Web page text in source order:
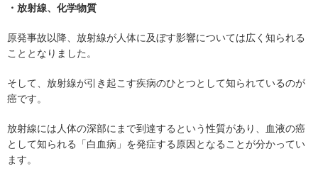
・放射線、化学物質
原発事故以降、放射線が人体に及ぼす影響については広く知られる
こととなりました。
そして、放射線が引き起こす疾病のひとつとして知られているのが
癌です。
放射線には人体の深部にまで到達するという性質があり、血液の癌
として知られる「白血病」を発症する原因となることが分かってい
ます。